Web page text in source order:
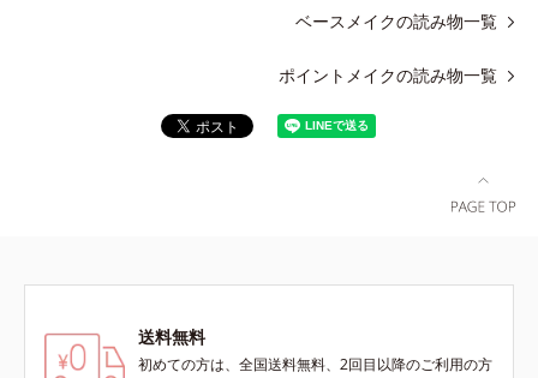
ベースメイクの読み物一覧
ポイントメイクの読み物一覧
送料無料
初めての方は、全国送料無料、2回目以降のご利用の方